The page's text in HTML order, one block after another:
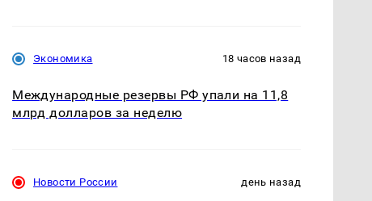
Экономика 18 часов назад
Международные резервы РФ упали на 11,8
млрд долларов за неделю
Новости России день назад